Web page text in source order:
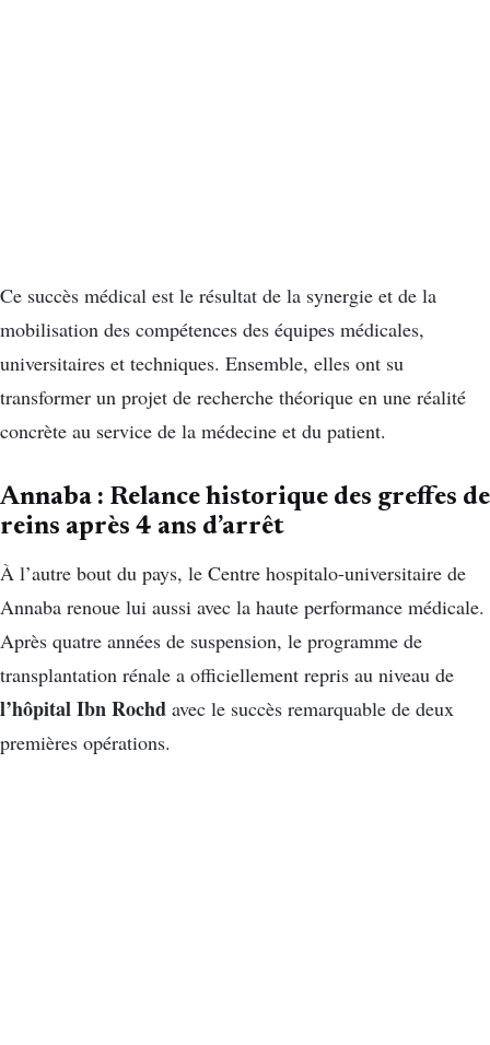
Ce succès médical est le résultat de la synergie et de la
mobilisation des compétences des équipes médicales,
universitaires et techniques. Ensemble, elles ont su
transformer un projet de recherche théorique en une réalité
concrète au service de la médecine et du patient.
Annaba : Relance historique des greffes de
reins après 4 ans d’arrêt
À l’autre bout du pays, le Centre hospitalo-universitaire de
Annaba renoue lui aussi avec la haute performance médicale.
Après quatre années de suspension, le programme de
transplantation rénale a officiellement repris au niveau de
l’hôpital Ibn Rochd avec le succès remarquable de deux
premières opérations.